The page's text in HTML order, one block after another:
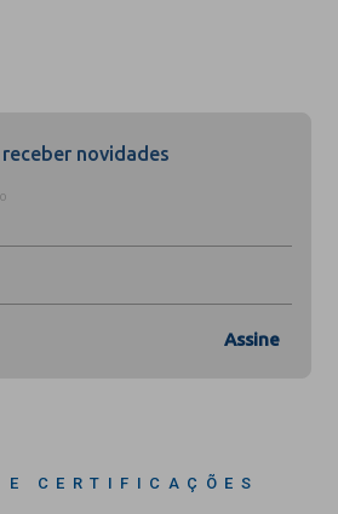
novidades
Assine
E CERTIFICAÇÕES